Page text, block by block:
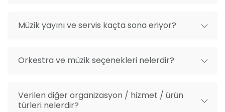
Müzik yayını ve servis kaçta sona eriyor?
Orkestra ve müzik seçenekleri nelerdir?
Verilen diğer organizasyon / hizmet / ürün
türleri nelerdir?